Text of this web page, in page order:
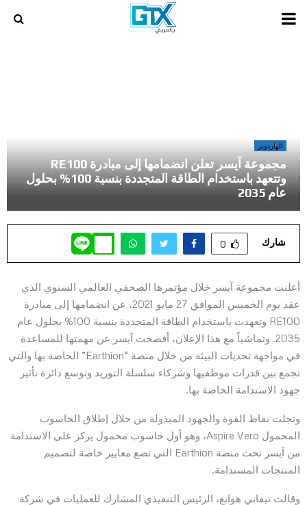
PRIMARY
الهاردوير
مجموعة آيسر تعلن انضمامها إلى مبادرة RE100
وتتعهد باستخدام الطاقة المتجددة بنسبة 100% بحلول
عام 2035
شارك 0
أعلنت مجموعة آيسر خلال مؤتمرها الصحفي العالمي السنوي الذي
عقد يوم الخميس الموافق 27 مايو 2021، عن انضمامها إلى مبادرة
RE100 وتعهدت باستخدام الطاقة المتجددة بنسبة 100% بحلول عام
2035. وتماشياً مع هذا الإعلان، أفصحت آيسر عن مهمتها للمساعدة
في مواجهة تحديات البيئة من خلال منصة “Earthion” الخاصة بها والتي
تجمع بين قدرات موظفيها وشركاء سلسلة التوريد وتوسع دائرة تأثير
جهود الاستدامة الخاصة بها.
وتجلت نقاط القوة والجهود المبذولة من خلال إطلاق الحاسوب
المحمول Aspire Vero، وهو أول حاسوب محمول يركز على الاستدامة
من آيسر تحت منصة Earthion التي تضع معايير خاصة لتصميم
المنتجات المستدامة.
وقالت تيفاني هوانغ، الرئيس التنفيذي المشارك للعمليات في شركة